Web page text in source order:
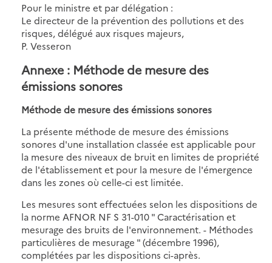
Pour le ministre et par délégation :
Le directeur de la prévention des pollutions et des
risques, délégué aux risques majeurs,
P. Vesseron
Annexe : Méthode de mesure des
émissions sonores
Méthode de mesure des émissions sonores
La présente méthode de mesure des émissions
sonores d'une installation classée est applicable pour
la mesure des niveaux de bruit en limites de propriété
de l'établissement et pour la mesure de l'émergence
dans les zones où celle-ci est limitée.
Les mesures sont effectuées selon les dispositions de
la norme AFNOR NF S 31-010 " Caractérisation et
mesurage des bruits de l'environnement. - Méthodes
particulières de mesurage " (décembre 1996),
complétées par les dispositions ci-après.